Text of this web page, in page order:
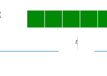
STRONA GŁÓWNA